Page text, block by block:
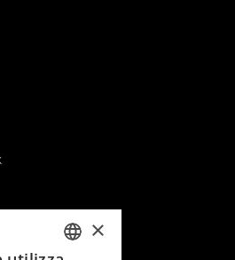
×